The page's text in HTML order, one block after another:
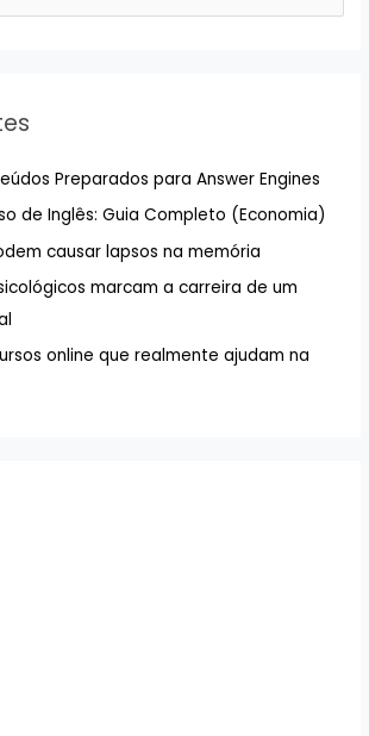
Preparados para Answer Engines
de Inglês: Guia Completo (Economia)
causar lapsos na memória
marcam a carreira de um
online que realmente ajudam na